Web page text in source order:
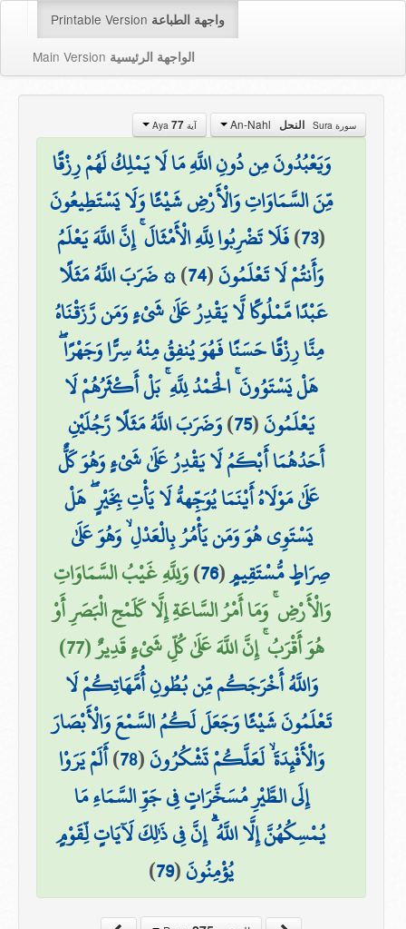
Printable Version واجهة الطباعة
Main Version الواجهة الرئيسية
سورة Sura النحل آية Aya77
وَيَعْبُدُونَ مِن دُونِ اللَّهِ مَا لَا يَمْلِكُ لَهُمْ رِزْقًا
مِّنَ السَّمَاوَاتِ وَالْأَرْضِ شَيْئًا وَلَا يَسْتَطِيعُونَ
(
73
)فَلَا تَضْرِبُوا لِلَّهِ الْأَمْثَالَ ۚ إِنَّ اللَّهَ يَعْلَمُ
وَأَنتُمْ لَا تَعْلَمُونَ(
74
)۞ ضَرَبَ اللَّهُ مَثَلًا
عَبْدًا مَّمْلُوكًا لَّا يَقْدِرُ عَلَىٰ شَيْءٍ وَمَن رَّزَقْنَاهُ
مِنَّا رِزْقًا حَسَنًا فَهُوَ يُنفِقُ مِنْهُ سِرًّا وَجَهْرًا ۖ
هَلْ يَسْتَوُونَ ۚ الْحَمْدُ لِلَّهِ ۚ بَلْ أَكْثَرُهُمْ لَا
يَعْلَمُونَ(
75
)وَضَرَبَ اللَّهُ مَثَلًا رَّجُلَيْنِ
أَحَدُهُمَا أَبْكَمُ لَا يَقْدِرُ عَلَىٰ شَيْءٍ وَهُوَ كَلٌّ
عَلَىٰ مَوْلَاهُ أَيْنَمَا يُوَجِّههُّ لَا يَأْتِ بِخَيْرٍ ۖ هَلْ
يَسْتَوِي هُوَ وَمَن يَأْمُرُ بِالْعَدْلِ ۙ وَهُوَ عَلَىٰ
صِرَاطٍ مُّسْتَقِيمٍ(
76
)وَلِلَّهِ غَيْبُ السَّمَاوَاتِ
وَالْأَرْضِ ۚ وَمَا أَمْرُ السَّاعَةِ إِلَّا كَلَمْحِ الْبَصَرِ أَوْ
هُوَ أَقْرَبُ ۚ إِنَّ اللَّهَ عَلَىٰ كُلِّ شَيْءٍ قَدِيرٌ (77)
وَاللَّهُ أَخْرَجَكُم مِّن بُطُونِ أُمَّهَاتِكُمْ لَا
تَعْلَمُونَ شَيْئًا وَجَعَلَ لَكُمُ السَّمْعَ وَالْأَبْصَارَ
وَالْأَفْئِدَةَ ۙ لَعَلَّكُمْ تَشْكُرُونَ(
78
)أَلَمْ يَرَوْا
إِلَى الطَّيْرِ مُسَخَّرَاتٍ فِي جَوِّ السَّمَاءِ مَا
يُمْسِكُهُنَّ إِلَّا اللَّهُ ۗ إِنَّ فِي ذَٰلِكَ لَآيَاتٍ لِّقَوْمٍ
يُؤْمِنُونَ(
79
)